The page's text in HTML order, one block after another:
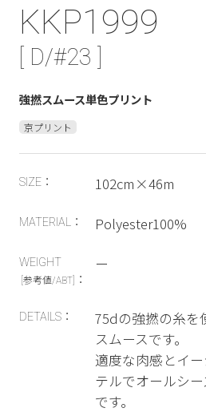
KKP1999
[ D/#23 ]
強撚スムース単色プリント
京プリント
SIZE： 102cm×46m
MATERIAL： Polyester100%
WEIGHT
[参考値/ABT] ：
ー
DETAILS：
75dの強撚の糸を
スムースです。
適度な肉感とイ
テルでオールシ
です。